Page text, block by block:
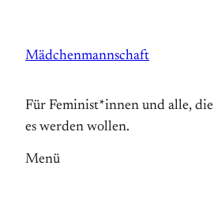
springen
Mädchenmannschaft
Für Feminist*innen und alle, die
es werden wollen.
Menü